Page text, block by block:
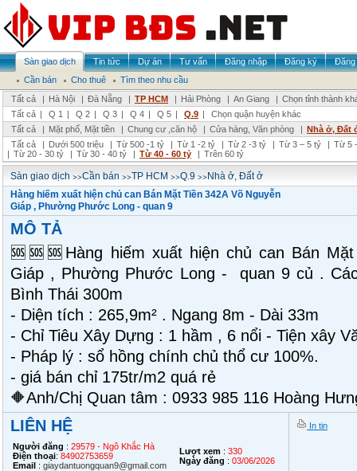
Sàn giao dịch Tin tức Dự án Tư vấn Đăng nhập Đăng ký
Đăng
Cần bán
Cho thuê
Tìm theo nhu cầu
Tất cả
| Hà Nội | Đà Nẵng | TP HCM | Hải Phòng | An Giang | Chọn tỉnh thành
Tất cả | Q 1 | Q 2 | Q 3 | Q 4 | Q 5 | Q.9 |
Chọn quận huyện khác
Tất cả
| Mặt phố, Mặt tiền | Chung cư ,căn hộ | Cửa hàng, Văn phòng | Nhà ở, Đất
Tất cả
| Dưới 500 triệu | Từ 500 -1 tỷ | Từ 1 -2 tỷ | Từ 2 -3 tỷ | Từ 3 – 5 tỷ | Từ 5
| Từ 20 - 30 tỷ | Từ 30 - 40 tỷ | Từ 40 - 60 tỷ | Trên 60 tỷ
Sàn giao dịch >>Cần bán >>TP HCM >>Q.9 >>Nhà ở, Đất ở
Hàng hiếm xuất hiện chủ can Bán Mặt Tiền 342A Võ Nguyễn
Giáp , Phường Phước Long - quan 9
MÔ TẢ
🆘🆘🆘Hàng hiếm xuất hiện chủ can Bán
Giáp , Phường Phước Long - quan 9 củ .
Bình Thái 300m
- Diện tích : 265,9m² . Ngang 8m - Dài 33m
- Chỉ Tiêu Xây Dựng : 1 hầm , 6 nổi - Tiện xây
- Pháp lý : sổ hồng chính chủ thổ cư 100%.
- giá bán chỉ 175tr/m2 quá rẻ
🔶Anh/Chị Quan tâm : 0933 985 116 Hoàng
LIÊN HỆ
Người đăng : 29579 - Ngô Khắc Hà
Điện thoại: 84902753659
Email : giaydantuongquan9@gmail.com
Lượt xem : 330
Ngày đăng : 03/06/2026
In tin